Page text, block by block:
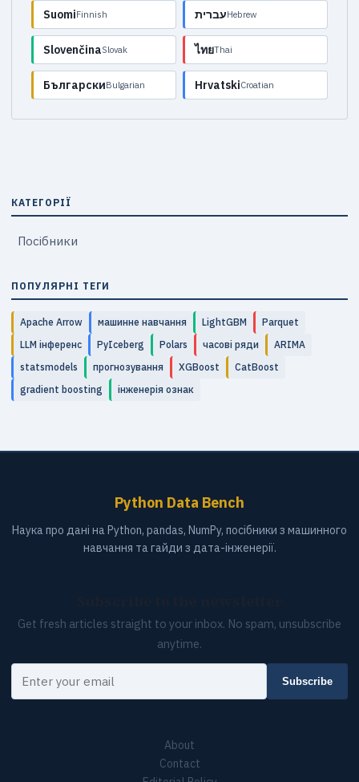
SuomiFinnish עבריתHebrew
SlovenčinaSlovak ไทยThai
БългарскиBulgarian HrvatskiCroatian
КАТЕГОРІЇ
Посібники
ПОПУЛЯРНІ ТЕГИ
Apache Arrow машинне навчання LightGBM
Parquet
LLM інференс
PyIceberg Polars часові ряди
ARIMA
statsmodels
прогнозування XGBoost
CatBoost
gradient boosting
інженерія ознак
Python Data Bench
Наука про дані на Python, pandas, NumPy, посібники з машинного
навчання та гайди з дата-інженерії.
Get fresh articles straight to your inbox. No spam, unsubscribe
anytime.
Your email
Subscribe
About
Contact